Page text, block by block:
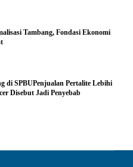
Tambang, Fondasi Ekonomi
di SPBUPenjualan Pertalite Lebihi
Disebut Jadi Penyebab